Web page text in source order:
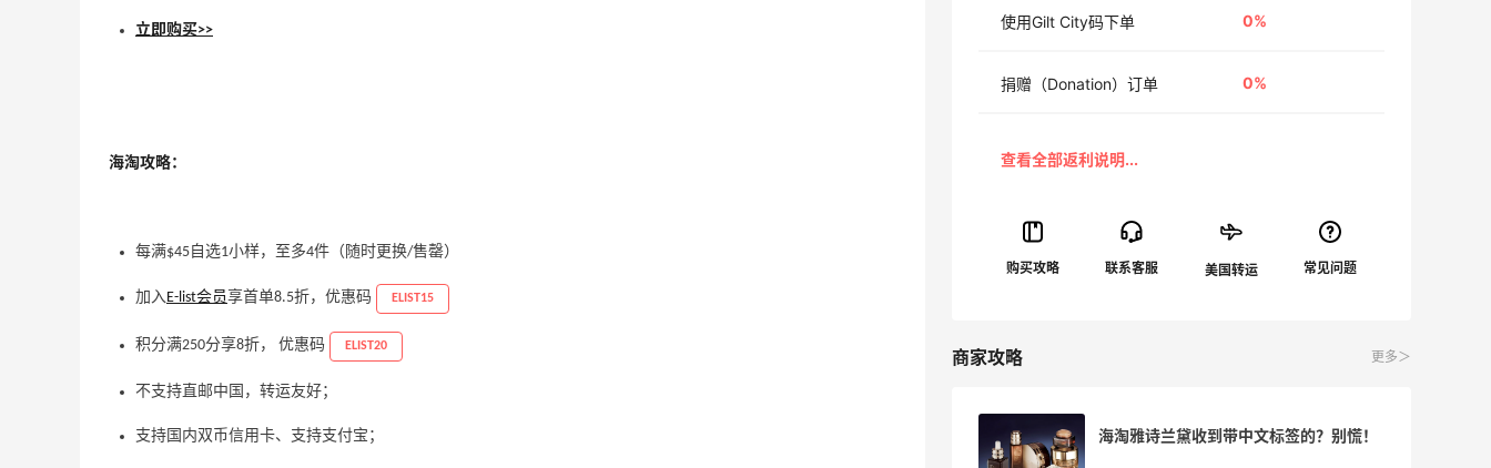
立即购买>>
海淘攻略：
每满$45自选1小样，至多4件（随时更换/售罄）
加入E-list会员享首单8.5折，优惠码 ELIST15
积分满250分享8折， 优惠码 ELIST20
不支持直邮中国，转运友好；
支持国内双币信用卡、支持支付宝；
使用Gilt City码下单 0%
捐赠（Donation）订单 0%
美国转运
商家攻略 更多＞
海淘雅诗兰黛收到带中文标签的？别慌！